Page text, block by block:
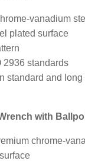
vanadium
plated surface
2936 standards
standard and long
with
chrome-